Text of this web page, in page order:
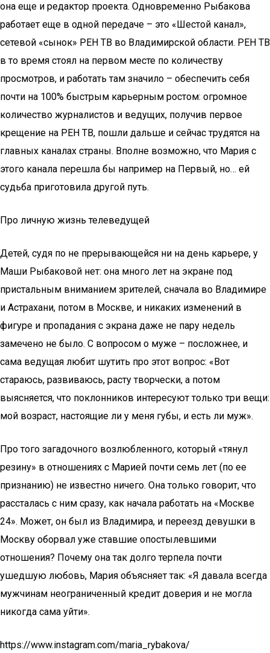
она еще и редактор проекта. Одновременно Рыбакова
работает еще в одной передаче – это «Шестой канал»,
сетевой «сынок» РЕН ТВ во Владимирской области. РЕН ТВ
в то время стоял на первом месте по количеству
просмотров, и работать там значило – обеспечить себя
почти на 100% быстрым карьерным ростом: огромное
количество журналистов и ведущих, получив первое
крещение на РЕН ТВ, пошли дальше и сейчас трудятся на
главных каналах страны. Вполне возможно, что Мария с
этого канала перешла бы например на Первый, но… ей
судьба приготовила другой путь.
Про личную жизнь телеведущей
Детей, судя по не прерывающейся ни на день карьере, у
Маши Рыбаковой нет: она много лет на экране под
пристальным вниманием зрителей, сначала во Владимире
и Астрахани, потом в Москве, и никаких изменений в
фигуре и пропадания с экрана даже не пару недель
замечено не было. С вопросом о муже – посложнее, и
сама ведущая любит шутить про этот вопрос: «Вот
стараюсь, развиваюсь, расту творчески, а потом
выясняется, что поклонников интересуют только три вещи:
мой возраст, настоящие ли у меня губы, и есть ли муж».
Про того загадочного возлюбленного, который «тянул
резину» в отношениях с Марией почти семь лет (по ее
признанию) не известно ничего. Она только говорит, что
рассталась с ним сразу, как начала работать на «Москве
24». Может, он был из Владимира, и переезд девушки в
Москву оборвал уже ставшие опостылевшими
отношения? Почему она так долго терпела почти
ушедшую любовь, Мария объясняет так: «Я давала всегда
мужчинам неограниченный кредит доверия и не могла
никогда сама уйти».
https://www.instagram.com/maria_rybakova/